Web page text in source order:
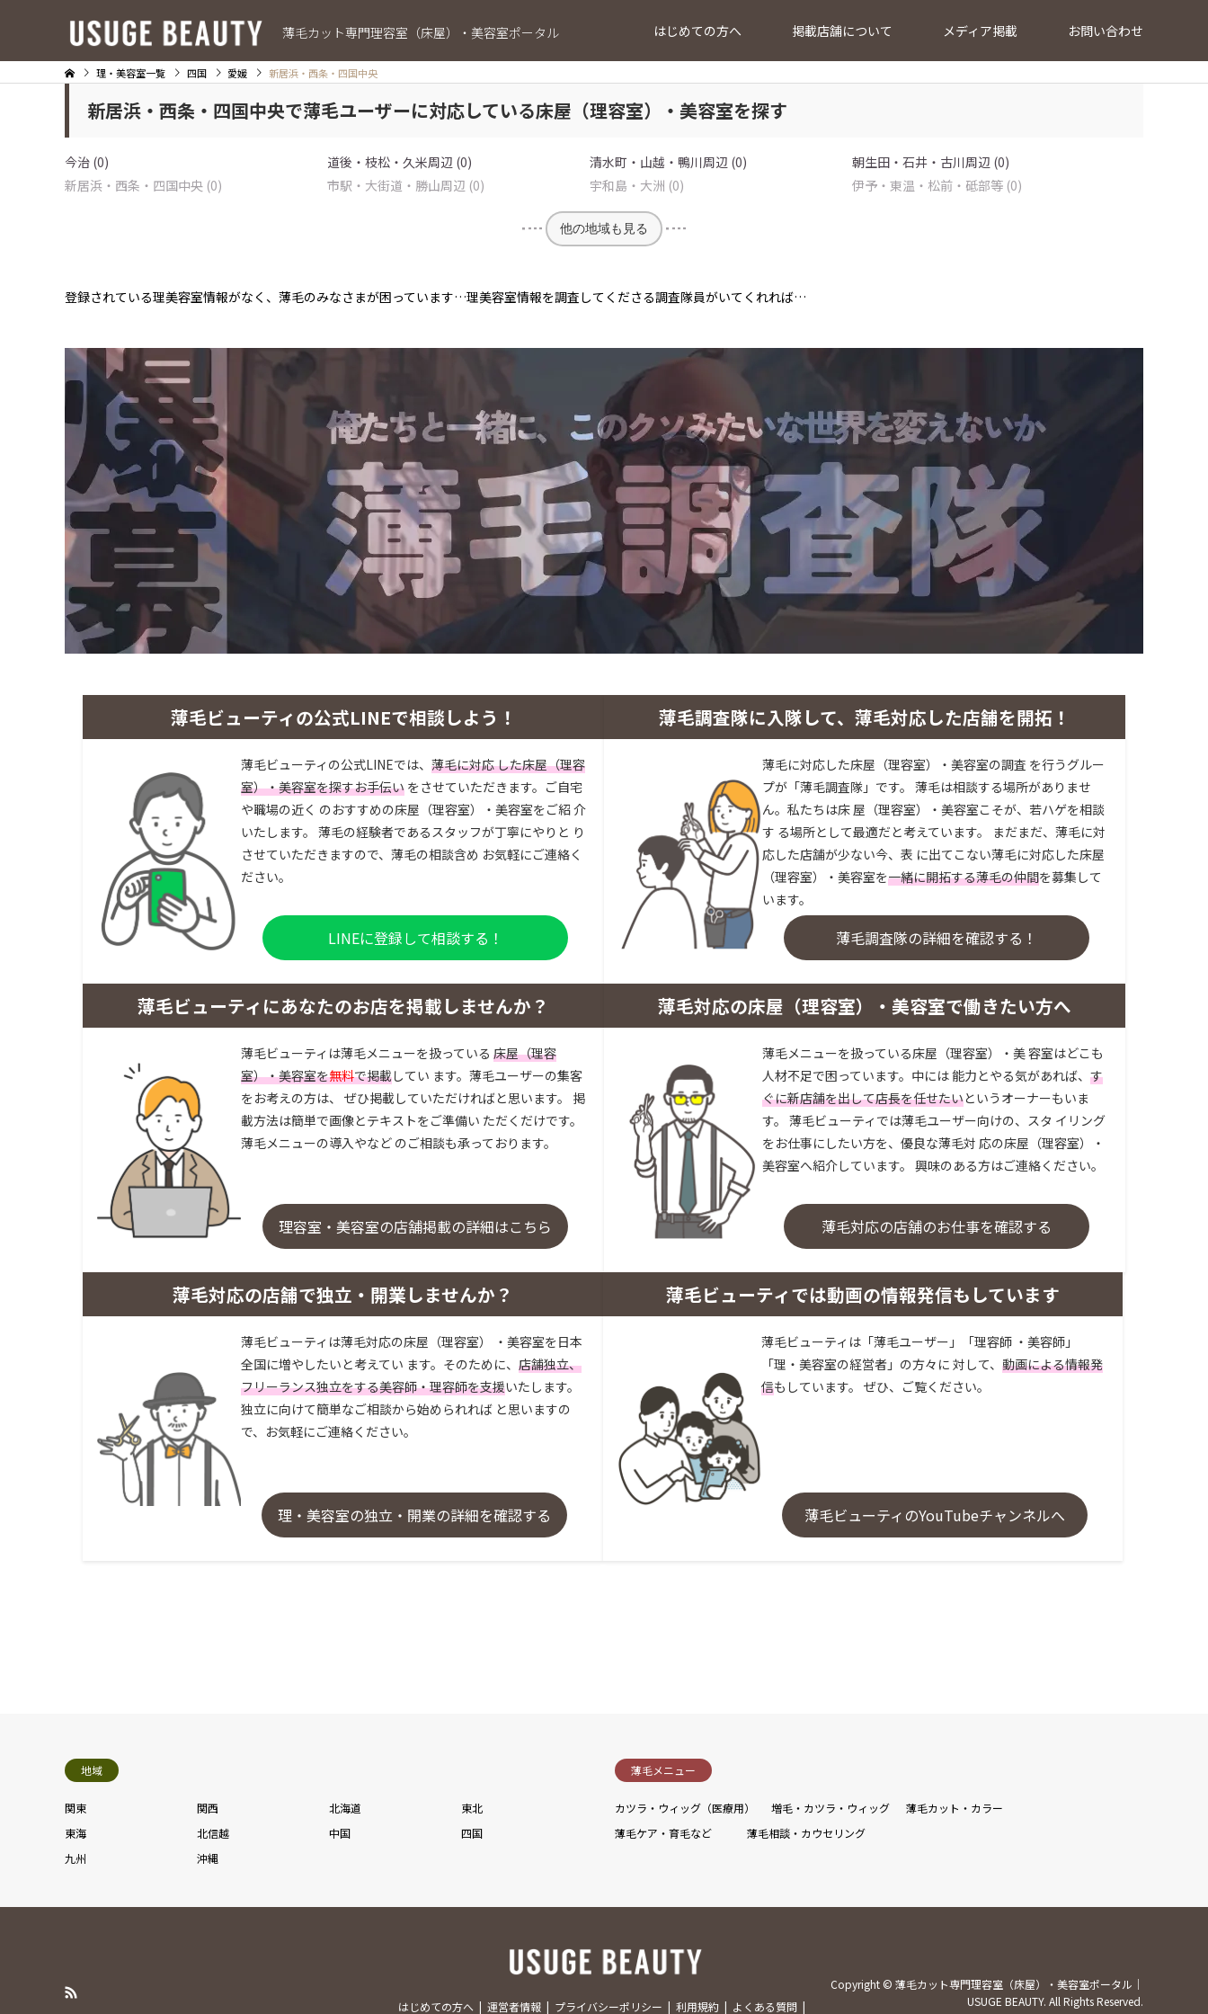
薄毛カット専門理容室（床屋）・美容室ポータル はじめての方へ 掲載店舗について メディア掲載 お問い合わせ
理・美容室一覧 四国 愛媛 新居浜・西条・四国中央
新居浜・西条・四国中央で薄毛ユーザーに対応している床屋（理容室）・美容室を探す
今治 (0) 道後・枝松・久米周辺 (0) 清水町・山越・鴨川周辺 (0)
朝生田・石井・古川周辺 (0)
新居浜・西条・四国中央 (0)
市駅・大街道・勝山周辺 (0) 宇和島・大洲 (0) 伊予・東温・松前・砥部等 (0)
他の地域も見る
登録されている理美容室情報がなく、薄毛のみなさまが困っています…理美容室情報を調査してくださる調査隊員がいてくれれば…
薄毛ビューティの公式LINEで相談しよう！
薄毛ビューティの公式LINEでは、 薄毛に対応 した床屋（理容
室）・美容室を探すお手伝い をさせていただきます。ご自宅
や職場の近く のおすすめの床屋（理容室）・美容室をご紹 介
いたします。 薄毛の経験者であるスタッフが丁寧にやりと り
させていただきますので、薄毛の相談含め お気軽にご連絡く
ださい。
LINEに登録して相談する！
薄毛調査隊に入隊して、薄毛対応した店舗を開拓！
薄毛に対応した床屋（理容室）・美容室の調査 を行うグルー
プが「薄毛調査隊」です。 薄毛は相談する場所がありませ
ん。私たちは床 屋（理容室）・美容室こそが、若ハゲを相談
す る場所として最適だと考えています。 まだまだ、薄毛に対
応した店舗が少ない今、表 に出てこない薄毛に対応した床屋
（理容室）・美容室を一緒に開拓する薄毛の仲間を募集して
います。
薄毛調査隊の詳細を確認する！
薄毛ビューティにあなたのお店を掲載しませんか？
薄毛ビューティは薄毛メニューを扱っている 床屋（理容
室）・美容室を無料で掲載してい ます。薄毛ユーザーの集客
をお考えの方は、 ぜひ掲載していただければと思います。 掲
載方法は簡単で画像とテキストをご準備い ただくだけです。
薄毛メニューの導入やなど のご相談も承っております。
理容室・美容室の店舗掲載の詳細はこちら
薄毛対応の床屋（理容室）・美容室で働きたい方へ
薄毛メニューを扱っている床屋（理容室）・美 容室はどこも
人材不足で困っています。中には 能力とやる気があれば、 す
ぐに新店舗を出して店長を任せたいというオーナーもいま
す。 薄毛ビューティでは薄毛ユーザー向けの、スタ イリング
をお仕事にしたい方を、優良な薄毛対 応の床屋（理容室）・
美容室へ紹介しています。 興味のある方はご連絡ください。
薄毛対応の店舗のお仕事を確認する
薄毛対応の店舗で独立・開業しませんか？
薄毛ビューティは薄毛対応の床屋（理容室） ・美容室を日本
全国に増やしたいと考えてい ます。そのために、 店舗独立、
フリーランス独立をする美容師・理容師を支援いたします。
独立に向けて簡単なご相談から始められれば と思いますの
で、お気軽にご連絡ください。
理・美容室の独立・開業の詳細を確認する
薄毛ビューティでは動画の情報発信もしています
薄毛ビューティは「薄毛ユーザー」「理容師 ・美容師」
「理・美容室の経営者」の方々に 対して、 動画による情報発
信もしています。 ぜひ、ご覧ください。
薄毛ビューティのYouTubeチャンネルへ
地域
関東 関西 北海道
東北
東海
北信越 中国
四国
九州
沖縄
薄毛メニュー
カツラ・ウィッグ（医療用） 増毛・カツラ・ウィッグ
薄毛カット・カラー
薄毛ケア・育毛など
薄毛相談・カウセリング
はじめての方へ 運営者情報 プライバシーポリシー 利用規約 よくある質問
Copyright © 薄毛カット専門理容室（床屋）・美容室ポータル｜
USUGE BEAUTY. All Rights Reserved.